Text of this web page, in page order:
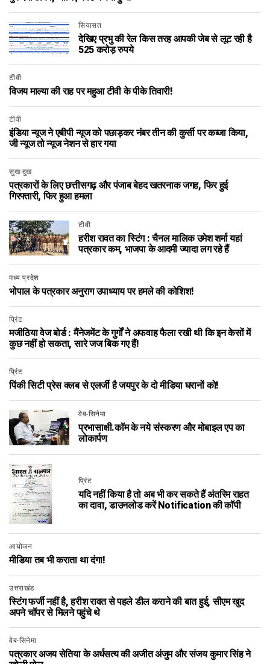
सियासत
देखिए प्रभु की रेल किस तरह आपकी जेब से लूट रही है
525 करोड़ रुपये
टीवी
विजय माल्या की राह पर महुआ टीवी के पीके तिवारी!
टीवी
इंडिया न्यूज ने एबीपी न्यूज को पछाड़कर नंबर तीन की कुर्सी पर कब्जा किया,
जी न्यूज तो न्यूज नेशन से हार गया
सुख-दुख
पत्रकारों के लिए छत्तीसगढ़ और पंजाब बेहद खतरनाक जगह, फिर हुई
गिरफ्तारी, फिर हुआ हमला
टीवी
हरीश रावत का स्टिंग : चैनल मालिक उमेश शर्मा यहां
पत्रकार कम, भाजपा के आदमी ज्यादा लग रहे हैं
मध्य प्रदेश
भोपाल के पत्रकार अनुराग उपाध्याय पर हमले की कोशिश!
प्रिंट
मजीठिया वेज बोर्ड : मैंनेजमेंट के गुर्गों ने अफवाह फैला रखी थी कि इन केसों में
कुछ नहीं हो सकता, सारे जज बिक गए हैं!
प्रिंट
पिंकी सिटी प्रेस क्लब से एलर्जी है जयपुर के दो मीडिया घरानों को!
वेब-सिनेमा
प्रभासाक्षी.कॉम के नये संस्करण और मोबाइल एप का
लोकार्पण
प्रिंट
यदि नहीं किया है तो अब‍ भी कर सकते हैं अंतरिम राहत
का दावा, डाउनलोड करें Notification की कॉपी
आयोजन
मीडिया तब भी कराता था दंगा!
उत्तराखंड
स्टिंग फर्जी नहीं है, हरीश रावत से पहले डील कराने की बात हुई, सीएम खुद
अपने चॉपर से मिलने पहुंचे थे
वेब-सिनेमा
पत्रकार अजय सेतिया के अर्धसत्य की अजीत अंजुम और संजय कुमार सिंह ने